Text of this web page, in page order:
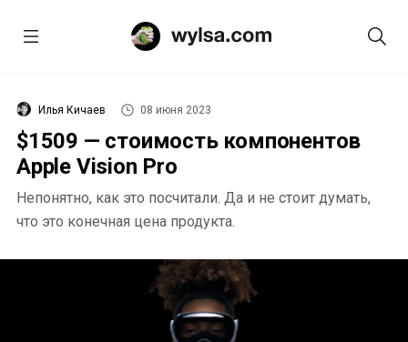
Илья Кичаев 08 июня 2023
$1509 — стоимость компонентов
Apple Vision Pro
Непонятно, как это посчитали. Да и не стоит думать,
что это конечная цена продукта.